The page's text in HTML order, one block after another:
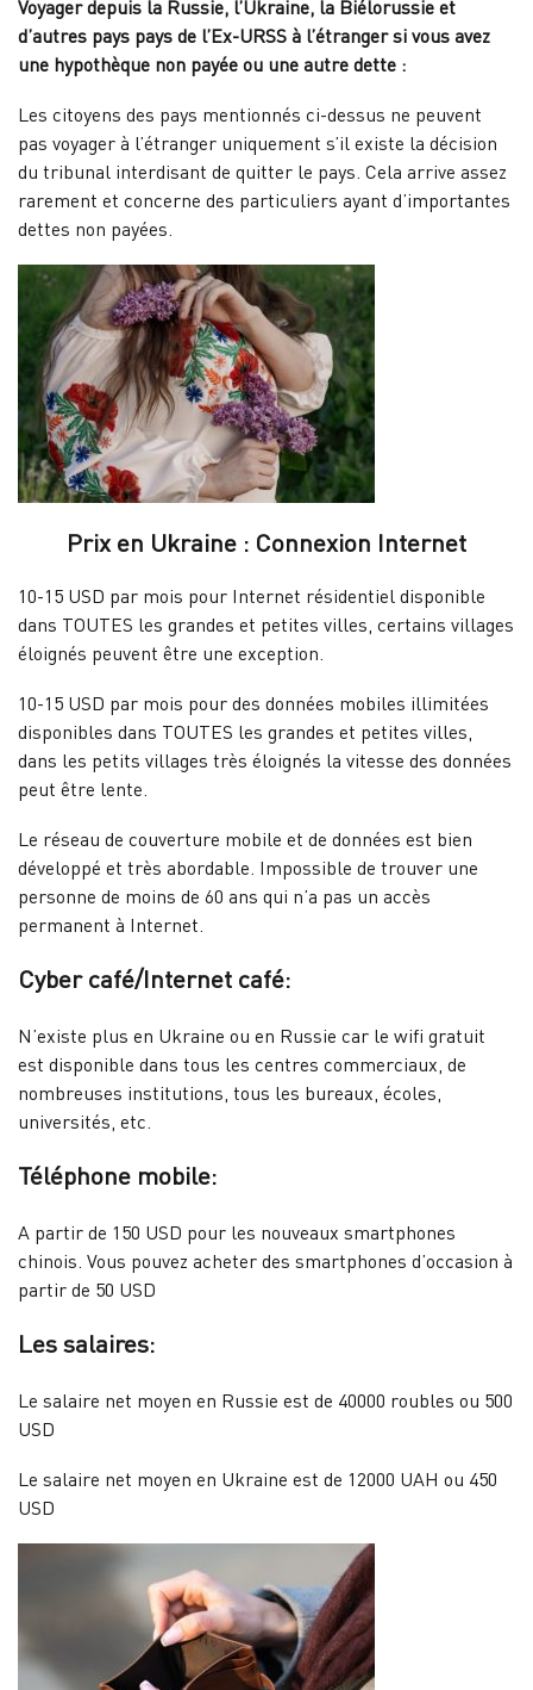
Voyager depuis la Russie, l’Ukraine, la Biélorussie et
d’autres pays pays de l’Ex-URSS à l’étranger si vous avez
une hypothèque non payée ou une autre dette :
Les citoyens des pays mentionnés ci-dessus ne peuvent
pas voyager à l’étranger uniquement s’il existe la décision
du tribunal interdisant de quitter le pays. Cela arrive assez
rarement et concerne des particuliers ayant d’importantes
dettes non payées.
Prix en Ukraine : Connexion Internet
10-15 USD par mois pour Internet résidentiel disponible
dans TOUTES les grandes et petites villes, certains villages
éloignés peuvent être une exception.
10-15 USD par mois pour des données mobiles illimitées
disponibles dans TOUTES les grandes et petites villes,
dans les petits villages très éloignés la vitesse des données
peut être lente.
Le réseau de couverture mobile et de données est bien
développé et très abordable. Impossible de trouver une
personne de moins de 60 ans qui n’a pas un accès
permanent à Internet.
Cyber ​​café/Internet café:
N’existe plus en Ukraine ou en Russie car le wifi gratuit
est disponible dans tous les centres commerciaux, de
nombreuses institutions, tous les bureaux, écoles,
universités, etc.
Téléphone mobile:
A partir de 150 USD pour les nouveaux smartphones
chinois. Vous pouvez acheter des smartphones d’occasion à
partir de 50 USD
Les salaires:
Le salaire net moyen en Russie est de 40000 roubles ou 500
USD
Le salaire net moyen en Ukraine est de 12000 UAH ou 450
USD